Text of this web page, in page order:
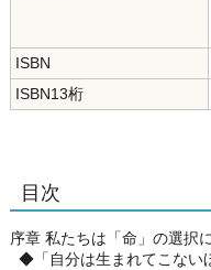
ISBN
ISBN13桁
目次
序章 私たちは「命」の選択
◆「自分は生まれてこない